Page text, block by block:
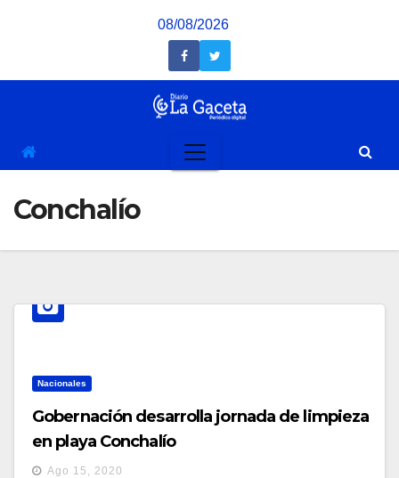
08/08/2026
Conchalío
Nacionales
Gobernación desarrolla jornada de limpieza
en playa Conchalío
Ago 15, 2020